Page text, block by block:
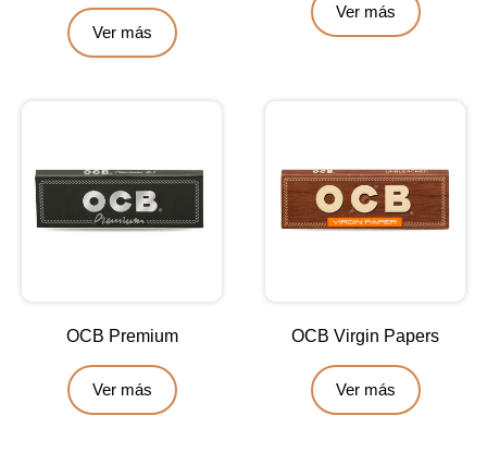
Ver más
Ver más
OCB Premium
Ver más
OCB Virgin Papers
Ver más